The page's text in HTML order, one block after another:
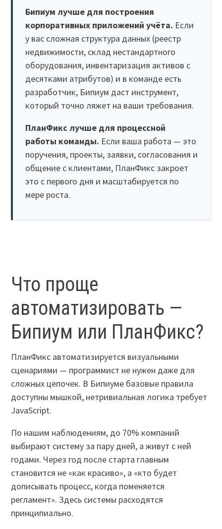
Бипиум лучше для построения
корпоративных приложений учёта. Если
у вас сложная структура данных (реестр
недвижимости, склад нестандартного
оборудования, инвентаризация активов с
десятками атрибутов) и в команде есть
разработчик, Бипиум даст инструмент,
который точно ляжет на ваши требования.
ПланФикс лучше для процессной
работы команды. Если ваша работа — это
поручения, проекты, заявки, согласования и
общение с клиентами, ПланФикс закроет
это с первого дня и масштабируется по
мере роста.
Что проще
автоматизировать —
Бипиум или ПланФикс?
ПланФикс автоматизируется визуальными
сценариями — программист не нужен даже для
сложных цепочек. В Бипиуме базовые правила
доступны мышкой, нетривиальная логика требует
JavaScript.
По нашим наблюдениям, до 70% компаний
выбирают систему за пару дней, а живут с ней
годами. Через год после старта главным
становится не «как красиво», а «кто будет
дописывать процесс, когда поменяется
регламент». Здесь системы расходятся
принципиально.